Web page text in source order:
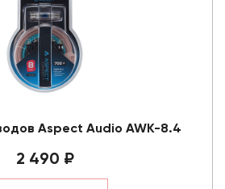
Aspect Audio AWK-8.4
2 490 ₽